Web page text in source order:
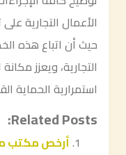
الأعمال التجارية
حيث أن اتباع هذه
التجارية، ويعزز
استمرارية الحماية
Related Posts:
أرخص مكتب